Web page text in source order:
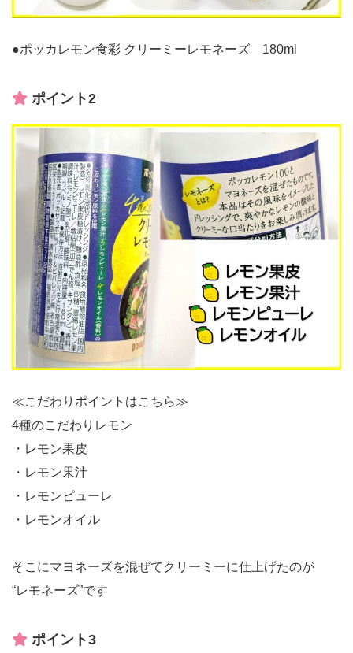
●ポッカレモン食彩 クリーミーレモネーズ 180ml
ポイント2
≪こだわりポイントはこちら≫
4種のこだわりレモン
・レモン果皮
・レモン果汁
・レモンピューレ
・レモンオイル
そこにマヨネーズを混ぜてクリーミーに仕上げたのが
“レモネーズ”です
ポイント3